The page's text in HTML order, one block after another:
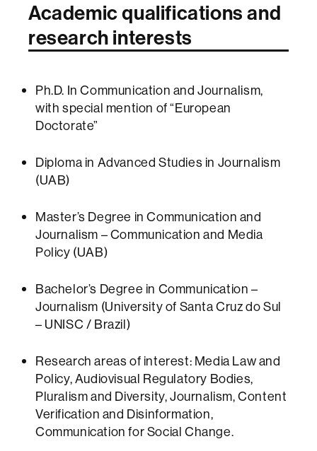
Academic qualifications and
research interests
Ph.D. In Communication and Journalism,
with special mention of “European
Doctorate”
Diploma in Advanced Studies in Journalism
(UAB)
Master’s Degree in Communication and
Journalism – Communication and Media
Policy (UAB)
Bachelor’s Degree in Communication –
Journalism (University of Santa Cruz do Sul
– UNISC / Brazil)
Research areas of interest: Media Law and
Policy, Audiovisual Regulatory Bodies,
Pluralism and Diversity, Journalism, Content
Verification and Disinformation,
Communication for Social Change.